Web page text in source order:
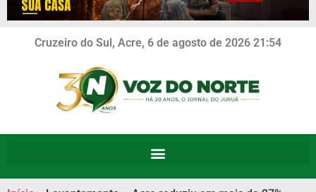
Cruzeiro do Sul, Acre, 6 de agosto de 2026 21:54